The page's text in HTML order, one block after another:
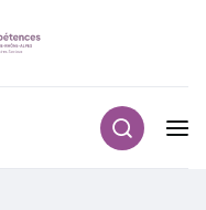
Navigation principale